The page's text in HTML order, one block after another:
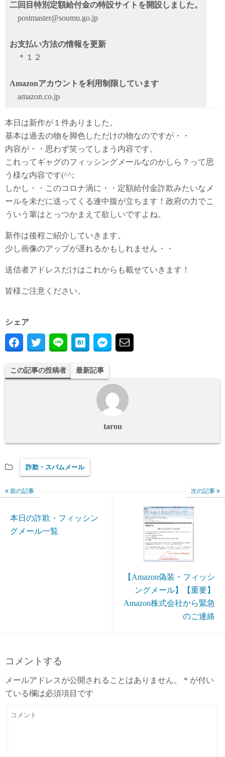
二回目特別定額給付金の特設サイトを開設しました。
postmaster@soumu.go.jp
お支払い方法の情報を更新
＊１２
Amazonアカウントを利用制限しています
amazon.co.jp
本日は新作が１件ありました。
基本は過去の物を脚色しただけの物なのですが・・
内容が・・思わず笑ってしまう内容です。
これってギャグのフィッシングメールなのかしら？って思
う様な内容です(^^;
しかし・・このコロナ渦に・・定額給付金詐欺みたいなメ
ールを未だに送ってくる連中腹が立ちます！政府の力でこ
ういう輩はとっつかまえて欲しいですよね。
新作は後程ご紹介していきます。
少し画像のアップが遅れるかもしれません・・
送信者アドレスだけはこれからも載せていきます！
皆様ご注意ください。
シェア
この記事の投稿者 最新記事
tarou
詐欺・スパムメール
前の記事
本日の詐欺・フィッシン
グメール一覧
次の記事
【Amazon偽装・フィッシ
ングメール】【重要】
Amazon株式会社から緊急
のご連絡
コメントする
メールアドレスが公開されることはありません。 * が付い
ている欄は必須項目です